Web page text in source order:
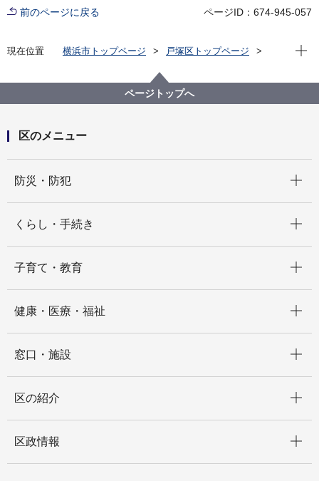
前のページに戻る ページID：674-945-057
現在位置 横浜市トップページ
戸塚区トップページ
現在
ページトップへ
区のメニュー
防災・防犯
くらし・手続き
子育て・教育
健康・医療・福祉
窓口・施設
区の紹介
区政情報